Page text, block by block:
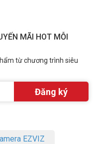
MÃI HOT MỖI
từ chương trình siêu
EZVIZ